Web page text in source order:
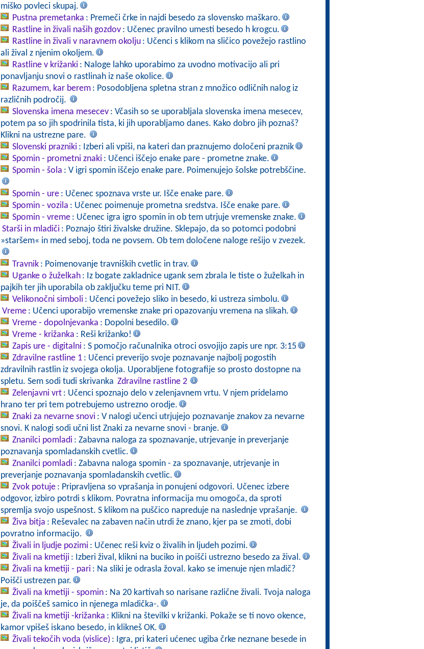
miško povleci skupaj.
Pustna premetanka : Premeči črke in najdi besedo za slovensko maškaro.
Rastline in živali naših gozdov : Učenec pravilno umesti besedo h krogcu.
Rastline in živali v naravnem okolju : Učenci s klikom na sličico povežejo rastlino
ali žival z njenim okoljem.
Rastline v križanki : Naloge lahko uporabimo za uvodno motivacijo ali pri
ponavljanju snovi o rastlinah iz naše okolice.
Razumem, kar berem : Posodobljena spletna stran z množico odličnih nalog iz
različnih področij.
Slovenska imena mesecev : Včasih so se uporabljala slovenska imena mesecev,
potem pa so jih spodrinila tista, ki jih uporabljamo danes. Kako dobro jih poznaš?
Klikni na ustrezne pare.
Slovenski prazniki : Izberi ali vpiši, na kateri dan praznujemo določeni praznik
Spomin - prometni znaki : Učenci iščejo enake pare - prometne znake.
Spomin - šola : V igri spomin iščejo enake pare. Poimenujejo šolske potrebščine.
Spomin - ure : Učenec spoznava vrste ur. Išče enake pare.
Spomin - vozila : Učenec poimenuje prometna sredstva. Išče enake pare.
Spomin - vreme : Učenec igra igro spomin in ob tem utrjuje vremenske znake.
Starši in mladiči : Poznajo štiri živalske družine. Sklepajo, da so potomci podobni
»staršem« in med seboj, toda ne povsem. Ob tem določene naloge rešijo v zvezek.
Travnik : Poimenovanje travniških cvetlic in trav.
Uganke o žuželkah : Iz bogate zakladnice ugank sem zbrala le tiste o žuželkah in
pajkih ter jih uporabila ob zaključku teme pri NIT.
Velikonočni simboli : Učenci povežejo sliko in besedo, ki ustreza simbolu.
Vreme : Učenci uporabijo vremenske znake pri opazovanju vremena na slikah.
Vreme - dopolnjevanka : Dopolni besedilo.
Vreme - križanka : Reši križanko!
Zapis ure - digitalni : S pomočjo računalnika otroci osvojijo zapis ure npr. 3:15
Zdravilne rastline 1 : Učenci preverijo svoje poznavanje najbolj pogostih
zdravilnih rastlin iz svojega okolja. Uporabljene fotografije so prosto dostopne na
spletu. Sem sodi tudi skrivanka Zdravilne rastline 2
Zelenjavni vrt : Učenci spoznajo delo v zelenjavnem vrtu. V njem pridelamo
hrano ter pri tem potrebujemo ustrezno orodje.
Znaki za nevarne snovi : V nalogi učenci utrjujejo poznavanje znakov za nevarne
snovi. K nalogi sodi učni list Znaki za nevarne snovi - branje.
Znanilci pomladi : Zabavna naloga za spoznavanje, utrjevanje in preverjanje
poznavanja spomladanskih cvetlic.
Znanilci pomladi : Zabavna naloga spomin - za spoznavanje, utrjevanje in
preverjanje poznavanja spomladanskih cvetlic.
Zvok potuje : Pripravljena so vprašanja in ponujeni odgovori. Učenec izbere
odgovor, izbiro potrdi s klikom. Povratna informacija mu omogoča, da sproti
spremlja svojo uspešnost. S klikom na puščico napreduje na naslednje vprašanje.
Živa bitja : Reševalec na zabaven način utrdi že znano, kjer pa se zmoti, dobi
povratno informacijo.
Živali in ljudje pozimi : Učenec reši kviz o živalih in ljudeh pozimi.
Živali na kmetiji : Izberi žival, klikni na buciko in poišči ustrezno besedo za žival.
Živali na kmetiji - pari : Na sliki je odrasla žoval. kako se imenuje njen mladič?
Poišči ustrezen par.
Živali na kmetiji - spomin : Na 20 kartivah so narisane različne živali. Tvoja naloga
je, da poiščeš samico in njenega mladička-.
Živali na kmetiji -križanka : Klikni na številki v križanki. Pokaže se ti novo okence,
kamor vpišeš iskano besedo, in klikneš OK.
Živali tekočih voda (vislice) : Igra, pri kateri ućenec ugiba črke neznane besede in